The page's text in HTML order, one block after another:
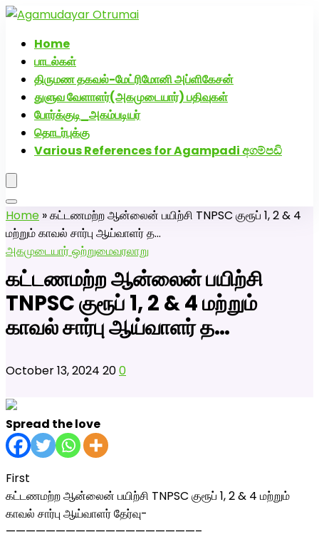
Home
பாடல்கள்
திருமண தகவல்-மேட்ரிமோனி அப்ளிகேசன்
துளுவ வேளாளர்(அகமுடையார்) பதிவுகள்
போர்க்குடி_அகம்படியர்
தொடர்புக்கு
Various References for Agampadi අගම්පඩි
Home »கட்டணமற்ற ஆன்லைன் பயிற்சி TNPSC குரூப் 1, 2 & 4
மற்றும் காவல் சார்பு ஆய்வாளர் த…
அகமுடையார் ஒற்றுமைவரலாறு
கட்டணமற்ற ஆன்லைன் பயிற்சி
TNPSC குரூப் 1, 2 & 4 மற்றும்
காவல் சார்பு ஆய்வாளர் த…
October 13, 2024 200
Spread the love
First
கட்டணமற்ற ஆன்லைன் பயிற்சி TNPSC குரூப் 1, 2 & 4 மற்றும்
காவல் சார்பு ஆய்வாளர் தேர்வு-
அகமுடையார் திருமண வரன்களுக்கு அகமுடையார்மேட்ரி-